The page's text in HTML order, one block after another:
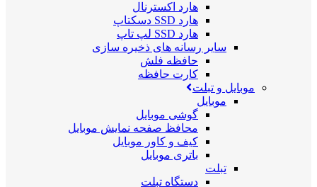
هارد اکسترنال
هارد SSD دسکتاپ
هارد SSD لپ تاپ
سایر رسانه های ذخیره سازی
حافظه فلش
کارت حافظه
موبایل و تبلت
موبایل
گوشی موبایل
محافظ صفحه نمایش موبایل
کیف و کاور موبایل
باتری موبایل
تبلت
دستگاه تبلت